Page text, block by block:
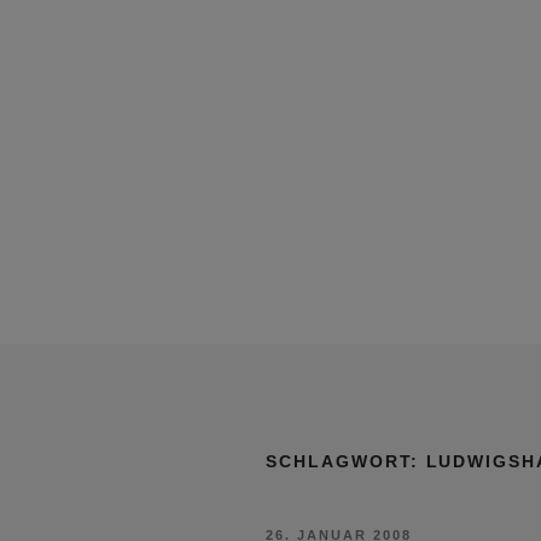
SCHLAGWORT:
VERÖFFENTLICHT
26. JANUAR 2008